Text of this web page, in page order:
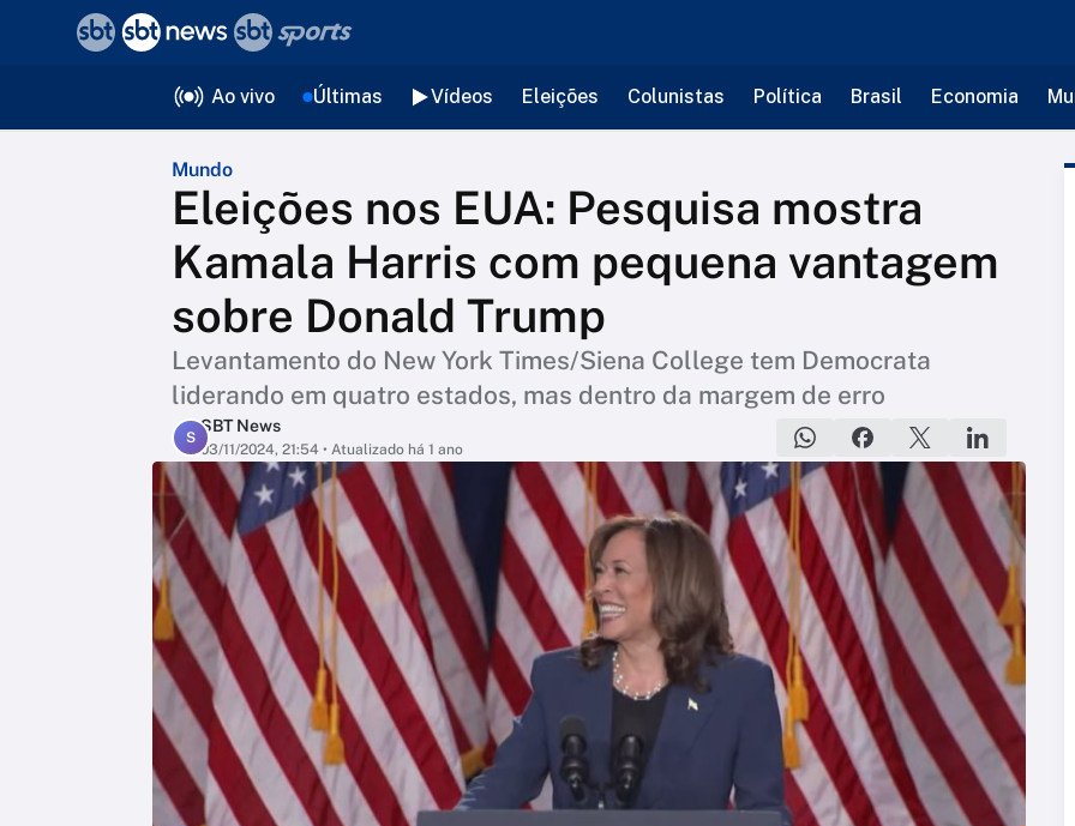
Ao vivo Últimas Vídeos Eleições Colunistas Política Brasil Economia
Mundo
Eleições nos EUA: Pesquisa mostra
Kamala Harris com pequena vantagem
sobre Donald Trump
Levantamento do New York Times/Siena College tem Democrata
liderando em quatro estados, mas dentro da margem de erro
S
SBT News
03/11/2024, 21:54 • Atualizado há 1 ano
voltar
Editorias